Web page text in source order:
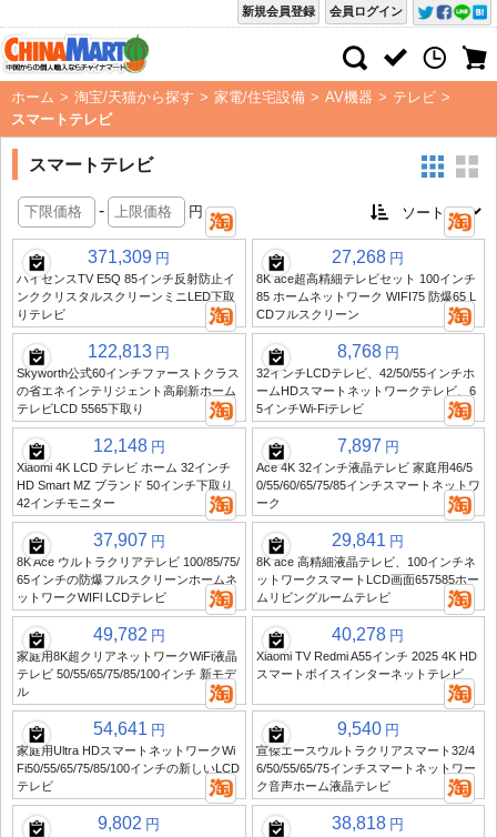
会員ログイン
新規会員登録
ホーム > 淘宝/天猫から探す > 家電/住宅設備 > AV機器 > テレビ >
スマートテレビ
スマートテレビ
- 円
371,309 円
ハイセンスTV E5Q 85インチ反射防止イ
ンククリスタルスクリーンミニLED下取
りテレビ
27,268 円
8K ace超高精細テレビセット 100インチ
85 ホームネットワーク WIFI75 防爆65 L
CDフルスクリーン
122,813 円
Skyworth公式60インチファーストクラス
の省エネインテリジェント高刷新ホーム
テレビLCD 5565下取り
8,768 円
32インチLCDテレビ、42/50/55インチホ
ームHDスマートネットワークテレビ、6
5インチWi-Fiテレビ
12,148 円
Xiaomi 4K LCD テレビ ホーム 32インチ
HD Smart MZ ブランド 50インチ下取り
42インチモニター
7,897 円
Ace 4K 32インチ液晶テレビ 家庭用46/5
0/55/60/65/75/85インチスマートネットワ
ーク
37,907 円
8K Ace ウルトラクリアテレビ 100/85/75/
65インチの防爆フルスクリーンホームネ
ットワークWIFl LCDテレビ
29,841 円
8K ace 高精細液晶テレビ、100インチネ
ットワークスマートLCD画面657585ホー
ムリビングルームテレビ
49,782 円
家庭用8K超クリアネットワークWiFi液晶
テレビ 50/55/65/75/85/100インチ 新モデ
ル
40,278 円
Xiaomi TV Redmi A55インチ 2025 4K HD
スマートボイスインターネットテレビ
54,641 円
家庭用Ultra HDスマートネットワークWi
Fi50/55/65/75/85/100インチの新しいLCD
テレビ
9,540 円
宣傑エースウルトラクリアスマート32/4
6/50/55/65/75インチスマートネットワー
ク音声ホーム液晶テレビ
9,802 円 38,818 円